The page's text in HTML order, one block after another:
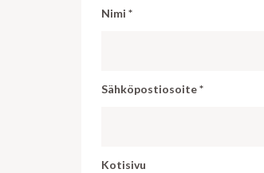
Nimi *
Sähköpostiosoite*
Kotisivu